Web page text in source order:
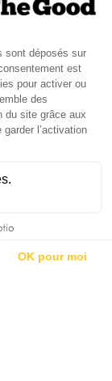
les
? |
la Good
de Marc
Officer